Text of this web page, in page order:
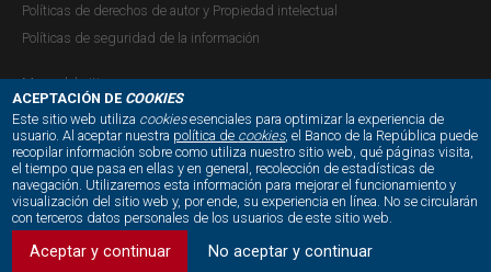
ACEPTACIÓN DE COOKIES
Este sitio web utiliza cookiesesenciales para optimizar la experiencia de
usuario. Al aceptar nuestra política de cookies, el Banco de la República puede
recopilar información sobre como utiliza nuestro sitio web, qué páginas visita,
el tiempo que pasa en ellas y en general, recolección de estadísticas de
navegación. Utilizaremos esta información para mejorar el funcionamiento y
visualización del sitio web y, por ende, su experiencia en línea. No se circularán
con terceros datos personales de los usuarios de este sitio web.
Aceptar y continuar No aceptar y continuar
Políticas de derechos de autor y Propiedad intelectual
Políticas de seguridad de la información
Mapa del sitio
NUESTRAS REDES SOCIALES: